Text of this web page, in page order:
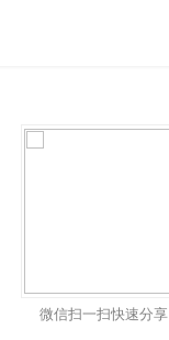
微信扫一扫快速分享